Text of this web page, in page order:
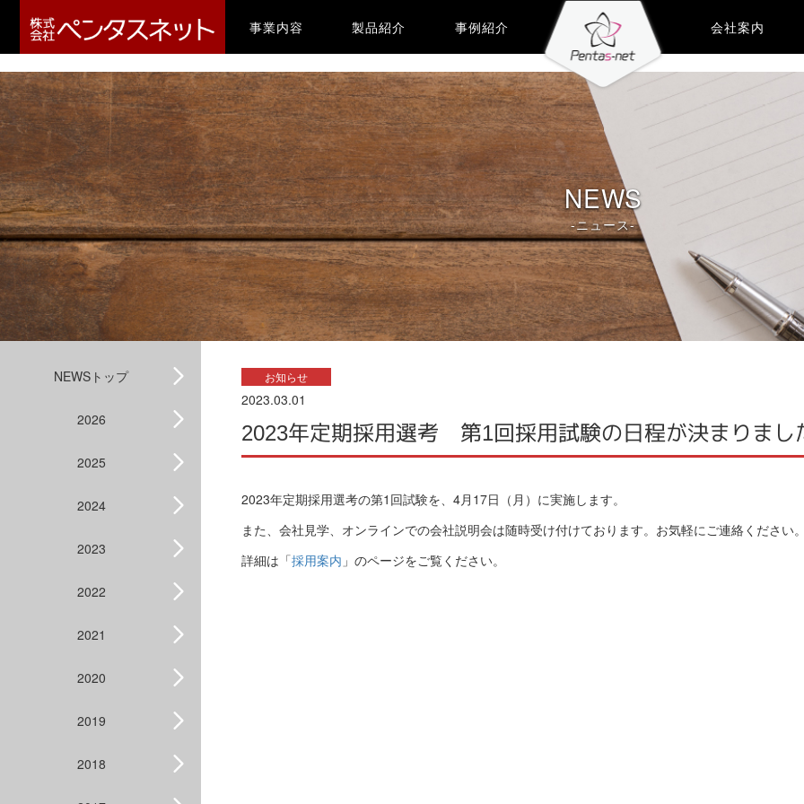
事業内容 (current)製品紹介 事例紹介 会社案内
NEWS
-ニュース-
お知らせ
2023.03.01
2023年定期採用選考 第1回採用試験の日程が決まりまし
2023年定期採用選考の第1回試験を、4月17日（月）に実施します。
また、会社見学、オンラインでの会社説明会は随時受け付けております。お気軽にご連絡ください
詳細は「採用案内 」のページをご覧ください。
NEWSトップ
2026
2025
2024
2023
2022
2021
2020
2019
2018